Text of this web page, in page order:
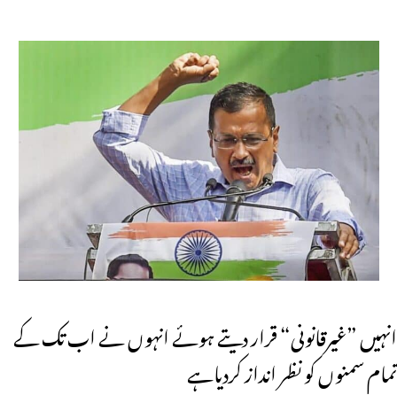
انہیں ”غیرقانونی“ قرار دیتے ہوئے انہوں نے اب تک کے
تمام سمنوں کو نظر انداز کردیاہے